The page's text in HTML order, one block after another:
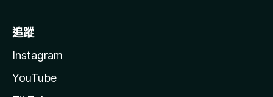
追蹤
Instagram
YouTube